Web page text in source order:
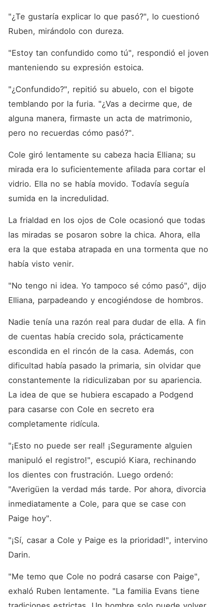
"¿Te gustaría explicar lo que pasó?", lo cuestionó
Ruben, mirándolo con dureza.
"Estoy tan confundido como tú", respondió el joven
manteniendo su expresión estoica.
"¿Confundido?", repitió su abuelo, con el bigote
temblando por la furia. "¿Vas a decirme que, de
alguna manera, firmaste un acta de matrimonio,
pero no recuerdas cómo pasó?".
Cole giró lentamente su cabeza hacia Elliana; su
mirada era lo suficientemente afilada para cortar el
vidrio. Ella no se había movido. Todavía seguía
sumida en la incredulidad.
La frialdad en los ojos de Cole ocasionó que todas
las miradas se posaron sobre la chica. Ahora, ella
era la que estaba atrapada en una tormenta que no
había visto venir.
"No tengo ni idea. Yo tampoco sé cómo pasó", dijo
Elliana, parpadeando y encogiéndose de hombros.
Nadie tenía una razón real para dudar de ella. A fin
de cuentas había crecido sola, prácticamente
escondida en el rincón de la casa. Además, con
dificultad había pasado la primaria, sin olvidar que
constantemente la ridiculizaban por su apariencia.
La idea de que se hubiera escapado a Podgend
para casarse con Cole en secreto era
completamente ridícula.
"¡Esto no puede ser real! ¡Seguramente alguien
manipuló el registro!", escupió Kiara, rechinando
los dientes con frustración. Luego ordenó:
"Averigüen la verdad más tarde. Por ahora, divorcia
inmediatamente a Cole, para que se case con
Paige hoy".
"¡Sí, casar a Cole y Paige es la prioridad!", intervino
Darin.
"Me temo que Cole no podrá casarse con Paige",
exhaló Ruben lentamente. "La familia Evans tiene